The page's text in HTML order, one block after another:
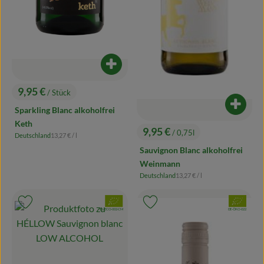
, Preis:
9,95 €/ Stück
Sparkling Blanc alkoholfrei
Keth
, Herkunft:
Deutschland, Referenzpreis:
13,27 €/ l
Produkt zum Warenkorb hinzufügen
, Preis:
9,95 €/ 0,75l
Sauvignon Blanc alkoholfrei
Weinmann
, Herkunft:
Deutschland, Referenzpreis:
13,27 €/ l
, Verband:
, Kontrollstelle:
ES-ECO-002-CM
Produkt zu Favouriten hinzufügen
, Verband:
, Kontrollstelle:
DE-ÖKO-022
Produkt zu Favouriten hinzufügen